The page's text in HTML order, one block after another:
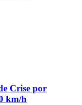
Crise por
km/h